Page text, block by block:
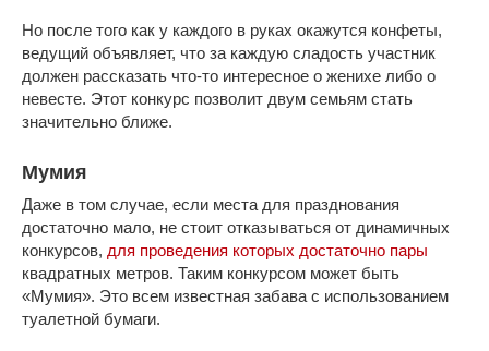
Но после того как у каждого в руках окажутся конфеты,
ведущий объявляет, что за каждую сладость участник
должен рассказать что-то интересное о женихе либо о
невесте. Этот конкурс позволит двум семьям стать
значительно ближе.
Мумия
Даже в том случае, если места для празднования
достаточно мало, не стоит отказываться от динамичных
конкурсов, для проведения которых достаточно пары
квадратных метров. Таким конкурсом может быть
«Мумия». Это всем известная забава с использованием
туалетной бумаги.